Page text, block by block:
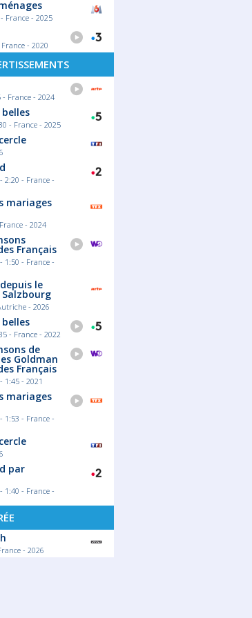
France - 2025
- 2020
France - 2024
belles
- France - 2025
2:20 - France -
mariages
- 2024
Français
1:50 - France -
le
Salzbourg
- 2026
belles
- France - 2022
de
Goldman
Français
1:45 - 2021
mariages
1:53 - France -
par
1:40 - France -
- 2026